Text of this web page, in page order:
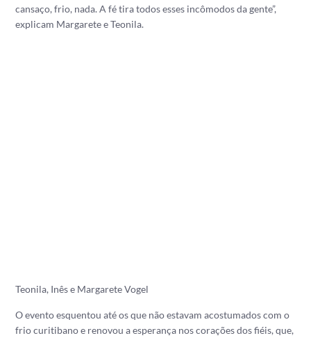
cansaço, frio, nada. A fé tira todos esses incômodos da gente”,
explicam Margarete e Teonila.
Teonila, Inês e Margarete Vogel
O evento esquentou até os que não estavam acostumados com o
frio curitibano e renovou a esperança nos corações dos fiéis, que,